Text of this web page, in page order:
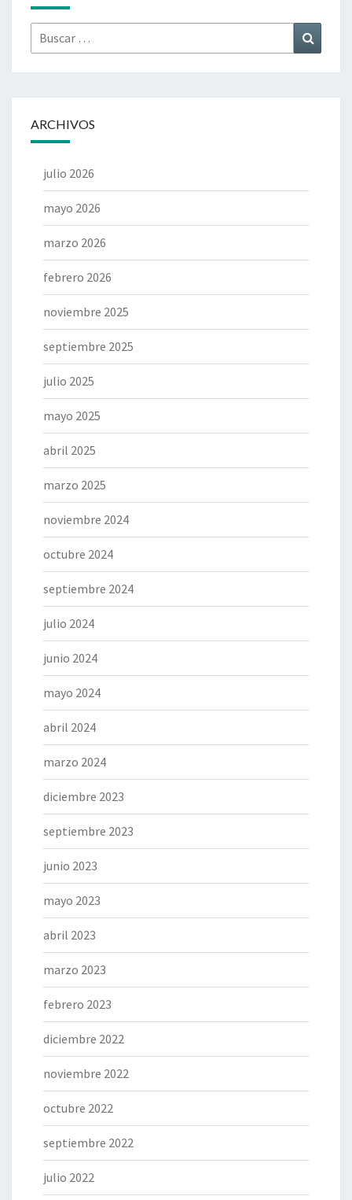
Buscar
por:
ARCHIVOS
julio 2026
mayo 2026
marzo 2026
febrero 2026
noviembre 2025
septiembre 2025
julio 2025
mayo 2025
abril 2025
marzo 2025
noviembre 2024
octubre 2024
septiembre 2024
julio 2024
junio 2024
mayo 2024
abril 2024
marzo 2024
diciembre 2023
septiembre 2023
junio 2023
mayo 2023
abril 2023
marzo 2023
febrero 2023
diciembre 2022
noviembre 2022
octubre 2022
septiembre 2022
julio 2022